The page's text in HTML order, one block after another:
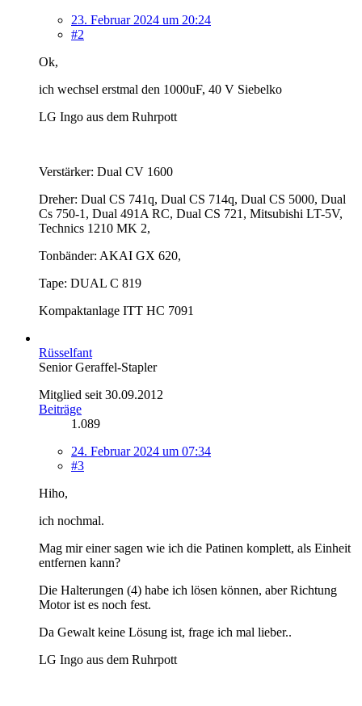
23. Februar 2024 um 20:24
#2
Ok,
ich wechsel erstmal den 1000uF, 40 V Siebelko
LG Ingo aus dem Ruhrpott
Verstärker: Dual CV 1600
Dreher: Dual CS 741q, Dual CS 714q, Dual CS 5000, Dual
Cs 750-1, Dual 491A RC, Dual CS 721, Mitsubishi LT-5V,
Technics 1210 MK 2,
Tonbänder: AKAI GX 620,
Tape: DUAL C 819
Kompaktanlage ITT HC 7091
Rüsselfant
Senior Geraffel-Stapler
Mitglied seit 30.09.2012
Beiträge
1.089
24. Februar 2024 um 07:34
#3
Hiho,
ich nochmal.
Mag mir einer sagen wie ich die Patinen komplett, als Einheit
entfernen kann?
Die Halterungen (4) habe ich lösen können, aber Richtung
Motor ist es noch fest.
Da Gewalt keine Lösung ist, frage ich mal lieber..
LG Ingo aus dem Ruhrpott